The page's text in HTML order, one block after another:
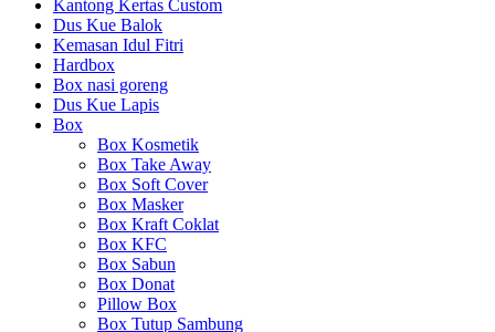
Kantong Kertas Custom
Dus Kue Balok
Kemasan Idul Fitri
Hardbox
Box nasi goreng
Dus Kue Lapis
Box
Box Kosmetik
Box Take Away
Box Soft Cover
Box Masker
Box Kraft Coklat
Box KFC
Box Sabun
Box Donat
Pillow Box
Box Tutup Sambung